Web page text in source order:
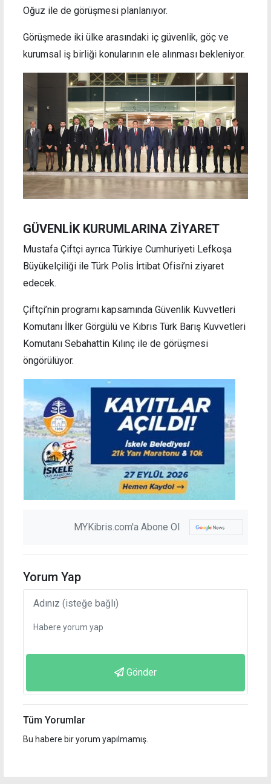
Oğuz ile de görüşmesi planlanıyor.
Görüşmede iki ülke arasındaki iç güvenlik, göç ve
kurumsal iş birliği konularının ele alınması bekleniyor.
GÜVENLİK KURUMLARINA ZİYARET
Mustafa Çiftçi ayrıca Türkiye Cumhuriyeti Lefkoşa
Büyükelçiliği ile Türk Polis İrtibat Ofisi’ni ziyaret
edecek.
Çiftçi’nin programı kapsamında Güvenlik Kuvvetleri
Komutanı İlker Görgülü ve Kıbrıs Türk Barış Kuvvetleri
Komutanı Sebahattin Kılınç ile de görüşmesi
öngörülüyor.
MYKibris.com'a Abone Ol
Yorum Yap
Gönder
Tüm Yorumlar
Bu habere bir yorum yapılmamış.